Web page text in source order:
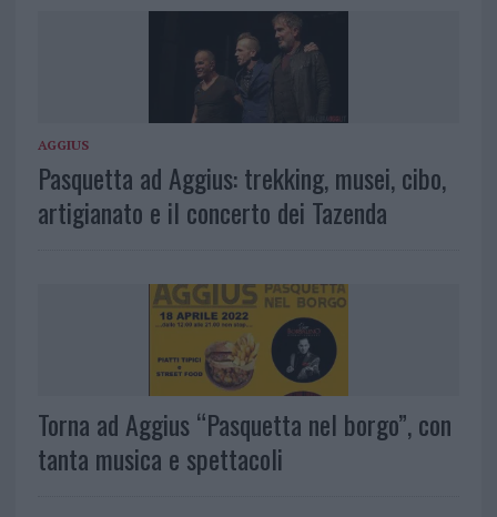
AGGIUS
Pasquetta ad Aggius: trekking, musei, cibo,
artigianato e il concerto dei Tazenda
Torna ad Aggius “Pasquetta nel borgo”, con
tanta musica e spettacoli